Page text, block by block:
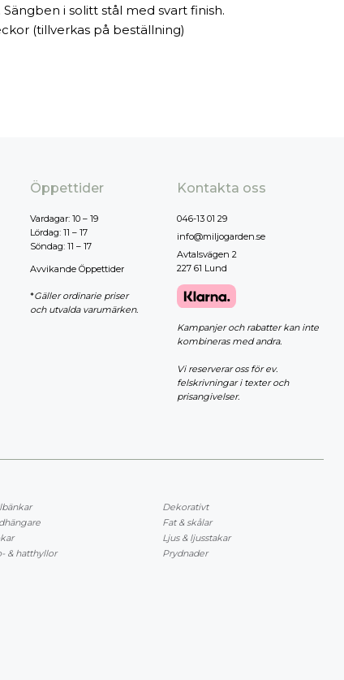
Sängben i solitt stål med svart finish.
(tillverkas på beställning)
Öppettider
Vardagar: 10 – 19
Lördag: 11 – 17
Söndag: 11 – 17
Avvikande Öppettider
*Gäller ordinarie priser
och utvalda varumärken.
Kontakta oss
046-13 01 29
info@miljogarden.se
Avtalsvägen 2
227 61 Lund
Kampanjer och rabatter kan inte
kombineras med andra.
Vi reserverar oss för ev.
felskrivningar i texter och
prisangivelser.
& hatthyllor
Dekorativt
Fat & skålar
Ljus & ljusstakar
Prydnader